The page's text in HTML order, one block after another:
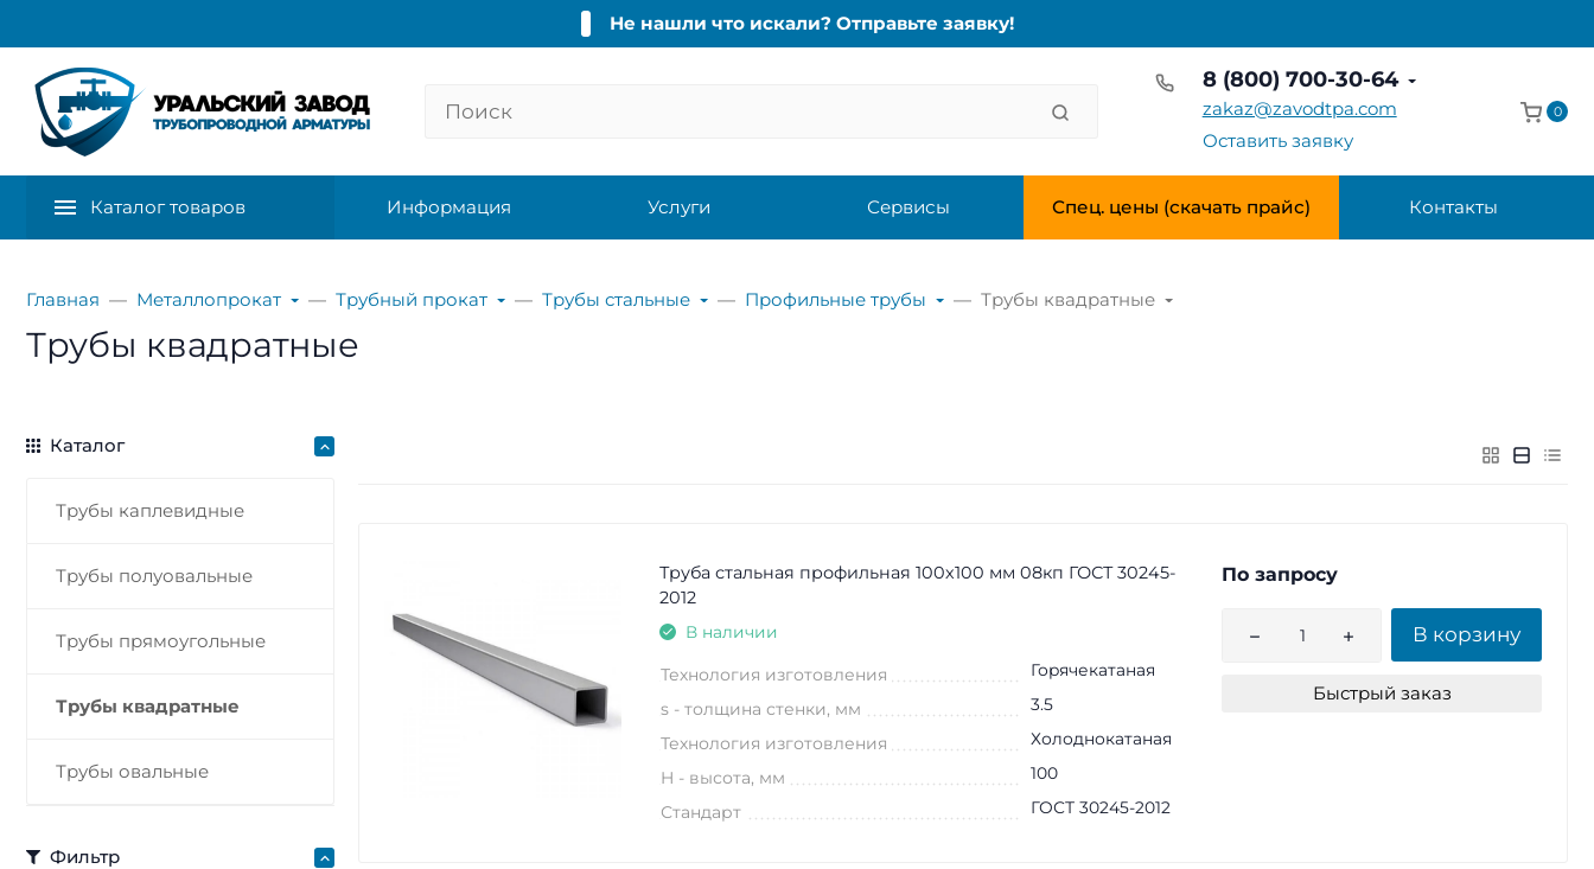
Не нашли что искали? Отправьте заявку!
8 (800) 700-30-64
zakaz@zavodtpa.com
Оставить заявку
0
Каталог товаров Информация Услуги Сервисы Спец. цены (скачать прайс) Контакты
Главная Металлопрокат Трубный прокат Трубы стальные Профильные трубы Трубы квадратные
Трубы квадратные
Каталог
Трубы каплевидные
Трубы полуовальные
Трубы прямоугольные
Трубы квадратные
Трубы овальные
Фильтр
Труба стальная профильная 100х100 мм 08кп ГОСТ 30245-
2012
В наличии
Технология изготовления Горячекатаная
s - толщина стенки, мм 3.5
Технология изготовления Холоднокатаная
H - высота, мм 100
Стандарт ГОСТ 30245-2012
По запросу
В корзину
Быстрый заказ